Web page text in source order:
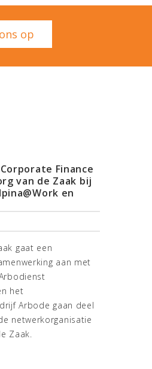
op
Finance
van de Zaak bij
en
gaat een
aan met
het
Arbode gaan deel
netwerkorganisatie
Zaak.